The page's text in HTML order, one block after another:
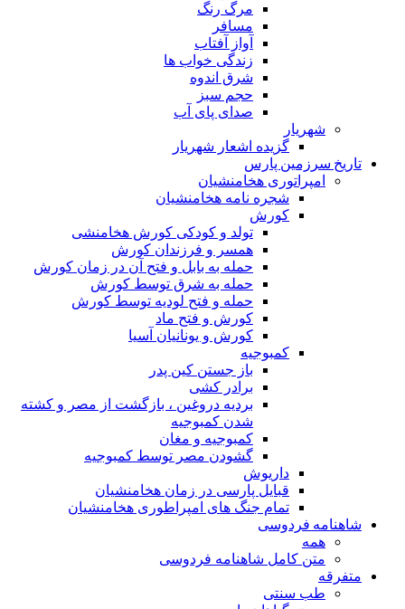
مرگ رنگ
مسافر
آواز آفتاب
زندگی خواب ها
شرق اندوه
حجم سبز
صدای پای آب
شهریار
گزیده اشعار شهریار
تاریخ سرزمین پارس
امپراتوری هخامنشیان
شجره نامه هخامنشیان
کورش
تولد و کودکی کورش هخامنشی
همسر و فرزندان کورش
حمله به بابل و فتح آن در زمان کورش
حمله به شرق توسط کورش
حمله و فتح لودیه توسط کورش
کورش و فتح ماد
کورش و یونانیان آسیا
کمبوجیه
باز جستن کین پدر
برادر کشی
بردیه دروغین ، بازگشت از مصر و کشته
شدن کمبوجیه
کمبوجیه و مغان
گشودن مصر توسط کمبوجیه
داریوش
قبایل پارسی در زمان هخامنشیان
تمام جنگ های امپراطوری هخامنشیان
شاهنامه فردوسی
همه
متن کامل شاهنامه فردوسی
متفرقه
طب سنتی